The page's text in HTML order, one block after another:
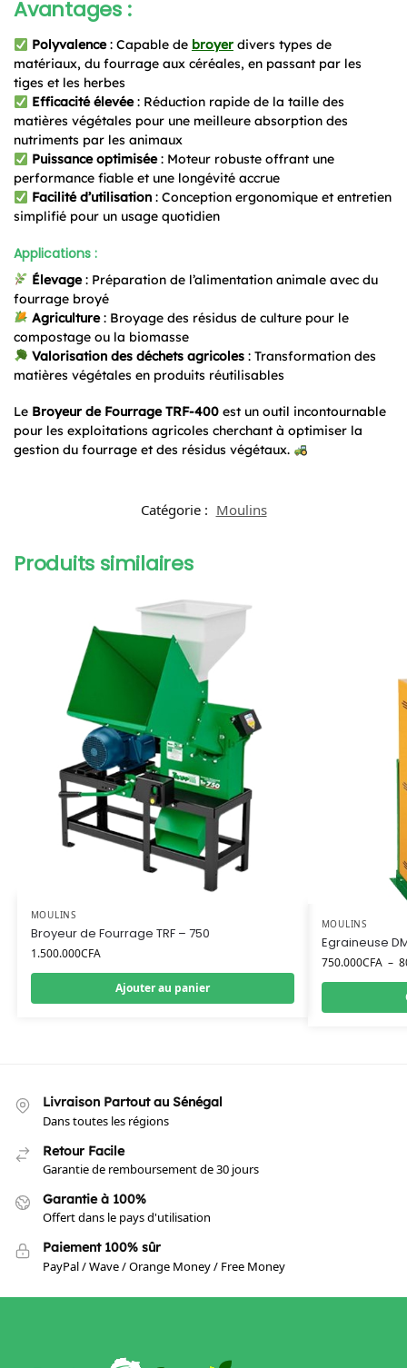
Avantages :
Polyvalence: Capable de broyerdivers types de
matériaux, du fourrage aux céréales, en passant par les
tiges et les herbes
Efficacité élevée: Réduction rapide de la taille des
matières végétales pour une meilleure absorption des
nutriments par les animaux
Puissance optimisée: Moteur robuste offrant une
performance fiable et une longévité accrue
Facilité d’utilisation: Conception ergonomique et entretien
simplifié pour un usage quotidien
Applications :
Élevage: Préparation de l’alimentation animale avec du
fourrage broyé
Agriculture: Broyage des résidus de culture pour le
compostage ou la biomasse
Valorisation des déchets agricoles: Transformation des
matières végétales en produits réutilisables
Le Broyeur de Fourrage TRF-400 est un outil incontournable
pour les exploitations agricoles cherchant à optimiser la
gestion du fourrage et des résidus végétaux.
Catégorie : Moulins
Produits similaires
MOULINS
Broyeur de Fourrage TRF – 750
1.500.000CFA
Ajouter au panier
MOULINS
Egraineuse
750.000CFA –
Livraison Partout au Sénégal
Dans toutes les régions
Retour Facile
Garantie de remboursement de 30 jours
Garantie à 100%
Offert dans le pays d'utilisation
Paiement 100% sûr
PayPal / Wave / Orange Money / Free Money